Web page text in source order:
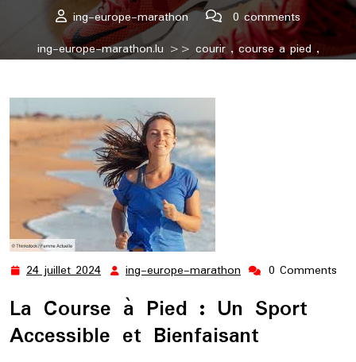
ing-europe-marathon
0 comments
ing-europe-marathon.lu >> courir,course a pied,
24 juillet 2024 24
2024
ing-europe-marathon ing-
marathon
0 Comments
La Course à Pied : Un Sport
Accessible et Bienfaisant